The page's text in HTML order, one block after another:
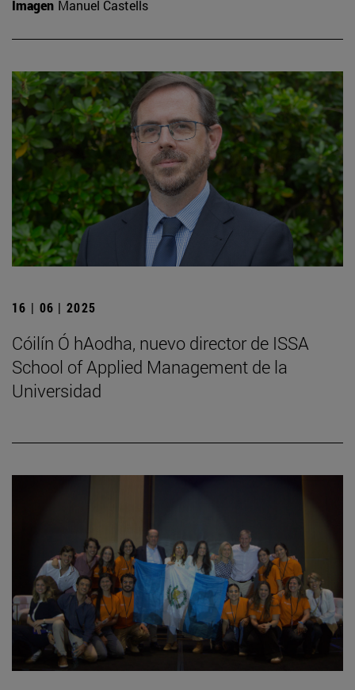
Imagen Manuel Castells
16 | 06 | 2025
Cóilín Ó hAodha, nuevo director de ISSA
School of Applied Management de la
Universidad